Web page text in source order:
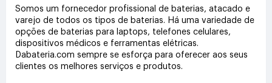
Somos um fornecedor profissional de baterias, atacado e
varejo de todos os tipos de baterias. Há uma variedade de
opções de baterias para laptops, telefones celulares,
dispositivos médicos e ferramentas elétricas.
Dabateria.com sempre se esforça para oferecer aos seus
clientes os melhores serviços e produtos.